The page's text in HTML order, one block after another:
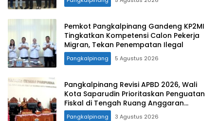
Pemkot Pangkalpinang Gandeng KP2MI
Tingkatkan Kompetensi Calon Pekerja
Migran, Tekan Penempatan Ilegal
Pangkalpinang 5 Agustus 2026
Pangkalpinang Revisi APBD 2026, Wali
Kota Saparudin Prioritaskan Penguatan
Fiskal di Tengah Ruang Anggaran
Terbatas
Pangkalpinang 3 Agustus 2026